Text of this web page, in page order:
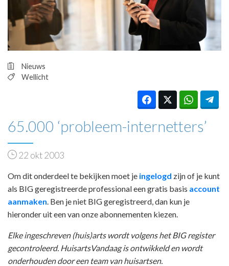
PRAKTIJKZAKEN
TARIEVEN
VPHUISARTSEN
INLOGGEN
Nieuws
Wellicht
65.000 ‘probleem-internetters’
22 okt 2003
Om dit onderdeel te bekijken moet je ingelogd zijn of je kunt
als BIG geregistreerde professional een gratis basis account
aanmaken . Ben je niet BIG geregistreerd, dan kun je
hieronder uit een van onze abonnementen kiezen.
Elke ingeschreven (huis)arts wordt volgens het BIG register
gecontroleerd. HuisartsVandaag is ontwikkeld en wordt
onderhouden door een team van huisartsen.